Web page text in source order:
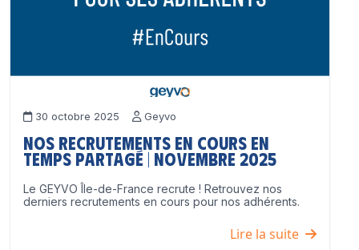
30 octobre 2025 Geyvo
Nos recrutements en cours en
temps partagé | Novembre 2025
Le GEYVO Île-de-France recrute ! Retrouvez nos
derniers recrutements en cours pour nos adhérents.
Lire la suite